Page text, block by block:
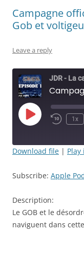
Campagne
Gob et
Leave a reply
JDR - La
Play
Episode
Rewind
1x
RSS FEED
EMBED
Download file |
Subscribe: Apple
Description:
Le GOB et le
naviguent dans